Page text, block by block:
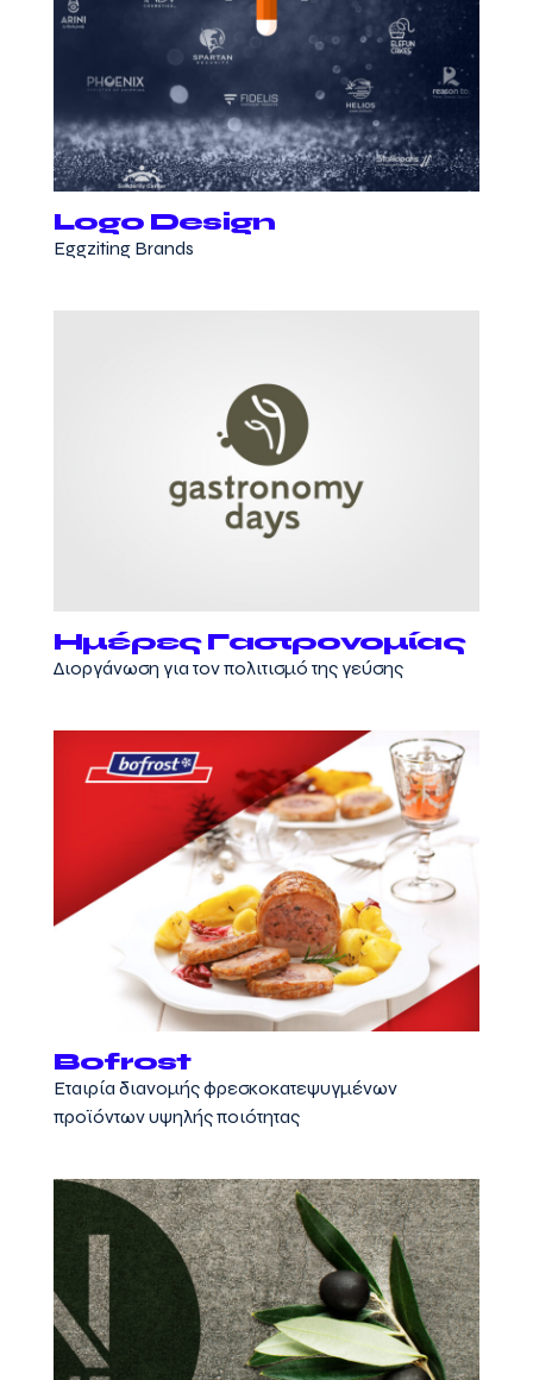
Logo Design
Eggziting Brands
Ημέρες Γαστρονομίας
Διοργάνωση για τον πολιτισμό της γεύσης
Bofrost
Εταιρία διανομής φρεσκοκατεψυγμένων
προϊόντων υψηλής ποιότητας